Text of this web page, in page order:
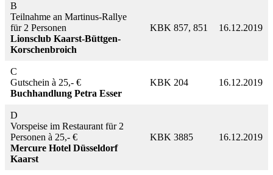
B
Teilnahme an Martinus-Rallye
für 2 Personen
Lionsclub Kaarst-Büttgen-
Korschenbroich
KBK 857, 851 16.12.2019
C
Gutschein à 25,- €
Buchhandlung Petra Esser
KBK 204 16.12.2019
D
Vorspeise im Restaurant für 2
Personen à 25,- €
Mercure Hotel Düsseldorf
Kaarst
KBK 3885 16.12.2019